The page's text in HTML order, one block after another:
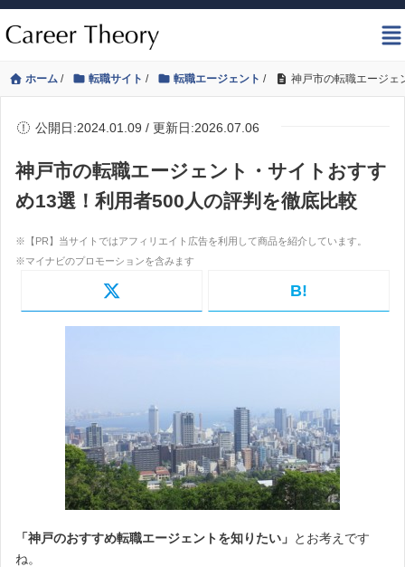
ホーム / 転職サイト / 転職エージェント / 神戸市の転職エージェ
公開日:2024.01.09 / 更新日:2026.07.06
神戸市の転職エージェント・サイトおすす
め13選！利用者500人の評判を徹底比較
B!
「神戸のおすすめ転職エージェントを知りたい」 とお考えです
ね。